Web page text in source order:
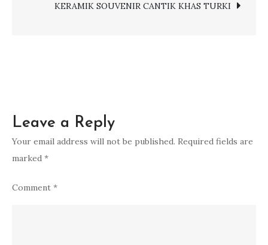
KERAMIK SOUVENIR CANTIK KHAS TURKI
Leave a Reply
Your email address will not be published. Required fields are
marked *
Comment *